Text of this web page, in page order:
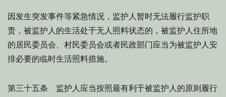
因发生突发事件等紧急情况，监护人暂时无法履行监护职
责，被监护人的生活处于无人照料状态的，被监护人住所地
的居民委员会、村民委员会或者民政部门应当为被监护人安
排必要的临时生活照料措施。
第三十五条 监护人应当按照最有利于被监护人的原则履行